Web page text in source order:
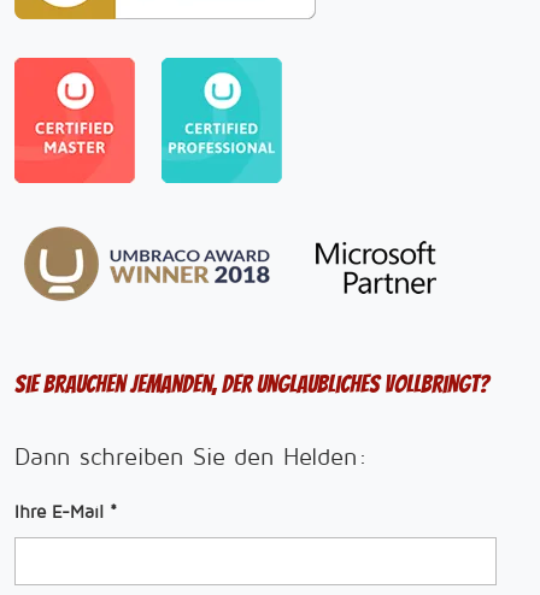
Sie brauchen jemanden, der Unglaubliches vollbringt?
Dann schreiben Sie den Helden:
Ihre E-Mail *